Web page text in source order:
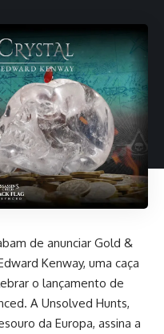
de anunciar Gold &
Kenway, uma caça
o lançamento de
A Unsolved Hunts,
da Europa, assina a